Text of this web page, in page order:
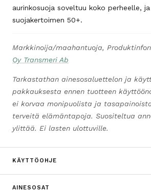
aurinkosuoja soveltuu koko perheelle,
suojakertoimen 50+.
Markkinoija/maahantuoja,
Oy Transmeri Ab
Tarkastathan ainesosaluettelon ja
pakkauksesta ennen tuotteen
ei korvaa monipuolista ja
terveitä elämäntapoja. Suositeltua
ylittää. Ei lasten ulottuville.
KÄYTTÖOHJE
AINESOSAT